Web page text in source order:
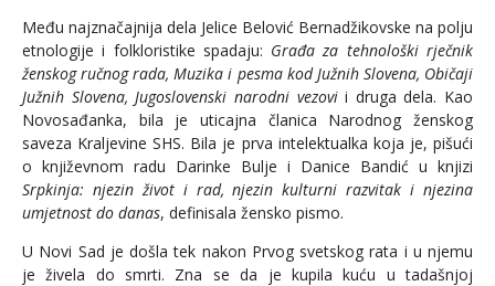
Među najznačajnija dela Jelice Belović Bernadžikovske na polju
etnologije i folkloristike spadaju: Građa za tehnološki rječnik
ženskog ručnog rada, Muzika i pesma kod Južnih Slovena, Običaji
Južnih Slovena, Jugoslovenski narodni vezovii druga dela. Kao
Novosađanka, bila je uticajna članica Narodnog ženskog
saveza Kraljevine SHS. Bila je prva intelektualka koja je, pišući
o književnom radu Darinke Bulje i Danice Bandić u knjizi
Srpkinja: njezin život i rad, njezin kulturni razvitak i njezina
umjetnost do danas, definisala žensko pismo.
U Novi Sad je došla tek nakon Prvog svetskog rata i u njemu
je živela do smrti. Zna se da je kupila kuću u tadašnjoj